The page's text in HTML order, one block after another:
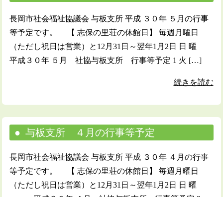
長岡市社会福祉協議会 与板支所 平成 ３０年 ５月の行事
等予定です。 【 志保の里荘の休館日】 毎週月曜日
（ただし祝日は営業）と12月31日～翌年1月2日 日 曜
平成３０年 ５月 社協与板支所 行事等予定 1 火 […]
続きを読む
与板支所 ４月の行事等予定
長岡市社会福祉協議会 与板支所 平成 ３０年 ４月の行事
等予定です。 【 志保の里荘の休館日】 毎週月曜日
（ただし祝日は営業）と12月31日～翌年1月2日 日 曜